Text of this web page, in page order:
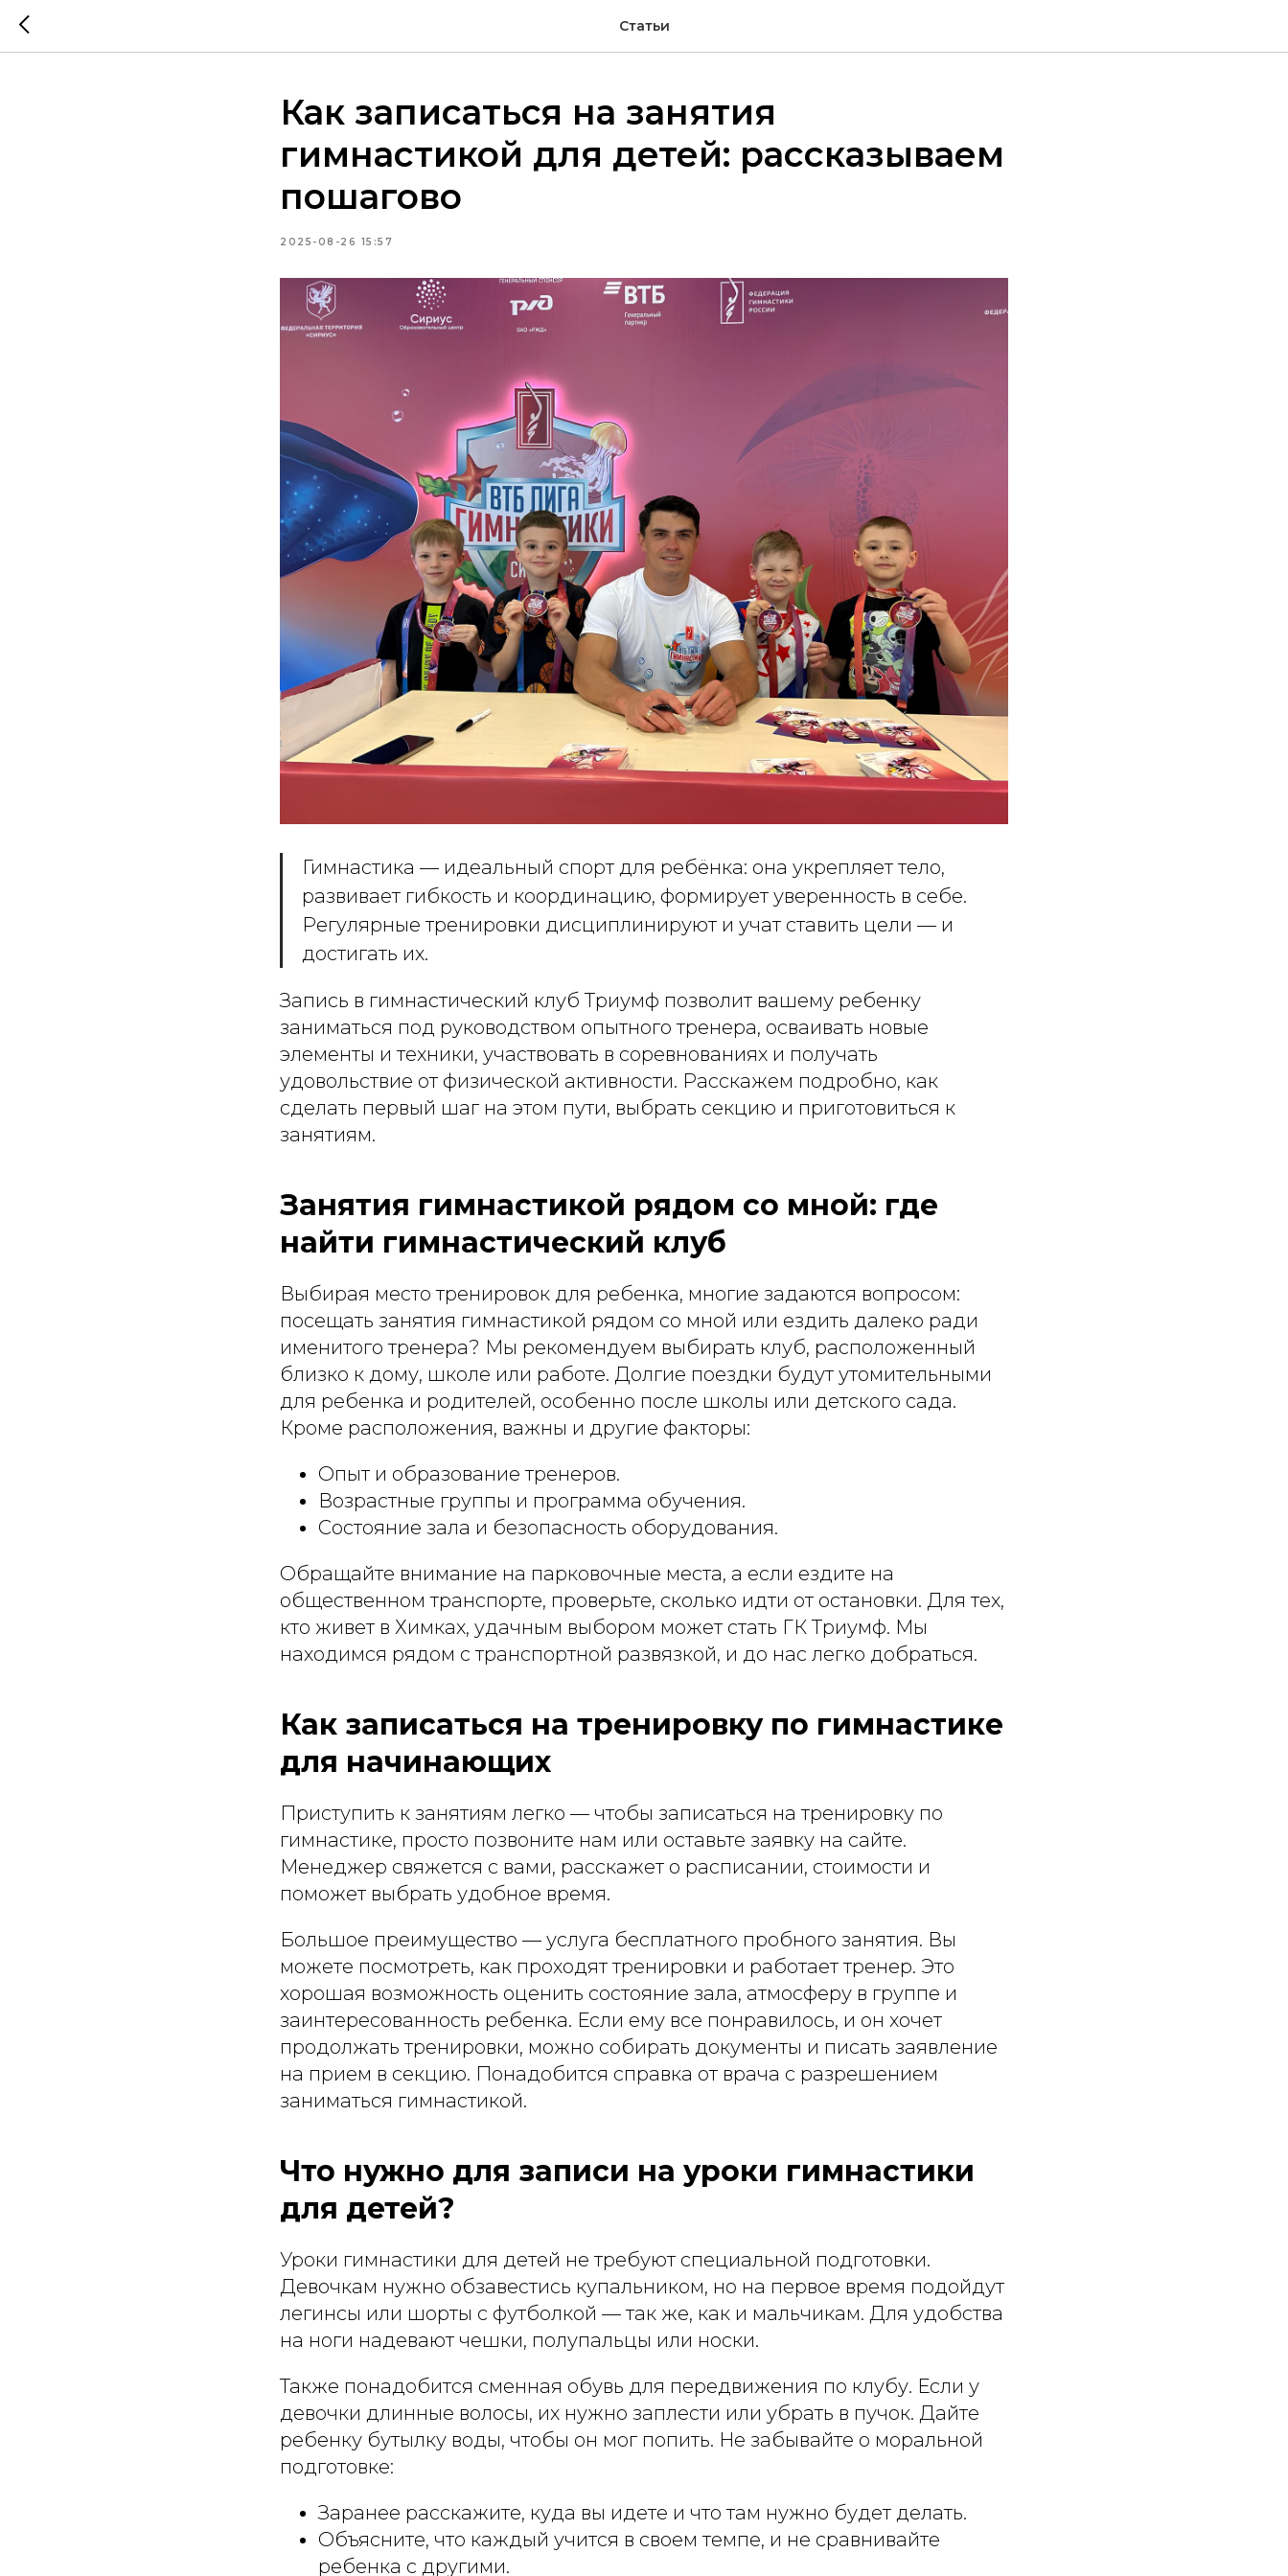
Статьи
Как записаться на занятия
гимнастикой для детей: рассказываем
пошагово
2025-08-26 15:57
Гимнастика — идеальный спорт для ребёнка: она укрепляет тело,
развивает гибкость и координацию, формирует уверенность в себе.
Регулярные тренировки дисциплинируют и учат ставить цели — и
достигать их.
Запись в гимнастический клуб Триумф позволит вашему ребенку
заниматься под руководством опытного тренера, осваивать новые
элементы и техники, участвовать в соревнованиях и получать
удовольствие от физической активности. Расскажем подробно, как
сделать первый шаг на этом пути, выбрать секцию и приготовиться к
занятиям.
Занятия гимнастикой рядом со мной: где
найти гимнастический клуб
Выбирая место тренировок для ребенка, многие задаются вопросом:
посещать занятия гимнастикой рядом со мной или ездить далеко ради
именитого тренера? Мы рекомендуем выбирать клуб, расположенный
близко к дому, школе или работе. Долгие поездки будут утомительными
для ребенка и родителей, особенно после школы или детского сада.
Кроме расположения, важны и другие факторы:
Опыт и образование тренеров.
Возрастные группы и программа обучения.
Состояние зала и безопасность оборудования.
Обращайте внимание на парковочные места, а если ездите на
общественном транспорте, проверьте, сколько идти от остановки. Для тех,
кто живет в Химках, удачным выбором может стать ГК Триумф. Мы
находимся рядом с транспортной развязкой, и до нас легко добраться.
Как записаться на тренировку по гимнастике
для начинающих
Приступить к занятиям легко — чтобы записаться на тренировку по
гимнастике, просто позвоните нам или оставьте заявку на сайте.
Менеджер свяжется с вами, расскажет о расписании, стоимости и
поможет выбрать удобное время.
Большое преимущество — услуга бесплатного пробного занятия. Вы
можете посмотреть, как проходят тренировки и работает тренер. Это
хорошая возможность оценить состояние зала, атмосферу в группе и
заинтересованность ребенка. Если ему все понравилось, и он хочет
продолжать тренировки, можно собирать документы и писать заявление
на прием в секцию. Понадобится справка от врача с разрешением
заниматься гимнастикой.
Что нужно для записи на уроки гимнастики
для детей?
Уроки гимнастики для детей не требуют специальной подготовки.
Девочкам нужно обзавестись купальником, но на первое время подойдут
легинсы или шорты с футболкой — так же, как и мальчикам. Для удобства
на ноги надевают чешки, полупальцы или носки.
Также понадобится сменная обувь для передвижения по клубу. Если у
девочки длинные волосы, их нужно заплести или убрать в пучок. Дайте
ребенку бутылку воды, чтобы он мог попить. Не забывайте о моральной
подготовке:
Заранее расскажите, куда вы идете и что там нужно будет делать.
Объясните, что каждый учится в своем темпе, и не сравнивайте
ребенка с другими.